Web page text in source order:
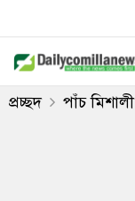
প্রচ্ছদ পাঁচ মিশালী